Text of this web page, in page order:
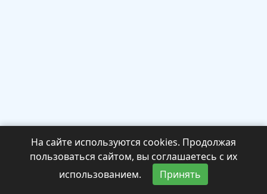
На сайте используются cookies. Продолжая
пользоваться сайтом, вы соглашаетесь с их
использованием.
Принять